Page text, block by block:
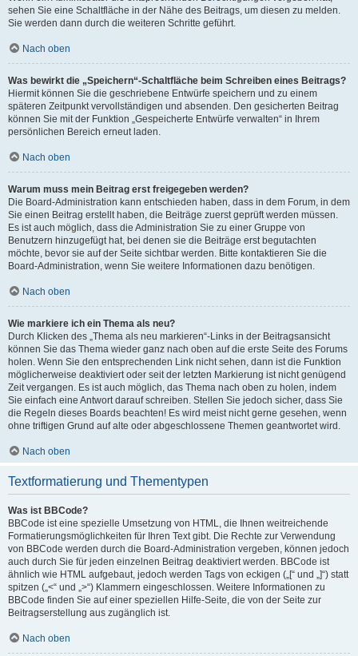
sehen Sie eine Schaltfläche in der Nähe des Beitrags, um diesen zu melden.
Sie werden dann durch die weiteren Schritte geführt.
Nach oben
Was bewirkt die „Speichern“-Schaltfläche beim Schreiben eines Beitrags?
Hiermit können Sie die geschriebene Entwürfe speichern und zu einem
späteren Zeitpunkt vervollständigen und absenden. Den gesicherten Beitrag
können Sie mit der Funktion „Gespeicherte Entwürfe verwalten“ in Ihrem
persönlichen Bereich erneut laden.
Nach oben
Warum muss mein Beitrag erst freigegeben werden?
Die Board-Administration kann entschieden haben, dass in dem Forum, in dem
Sie einen Beitrag erstellt haben, die Beiträge zuerst geprüft werden müssen.
Es ist auch möglich, dass die Administration Sie zu einer Gruppe von
Benutzern hinzugefügt hat, bei denen sie die Beiträge erst begutachten
möchte, bevor sie auf der Seite sichtbar werden. Bitte kontaktieren Sie die
Board-Administration, wenn Sie weitere Informationen dazu benötigen.
Nach oben
Wie markiere ich ein Thema als neu?
Durch Klicken des „Thema als neu markieren“-Links in der Beitragsansicht
können Sie das Thema wieder ganz nach oben auf die erste Seite des Forums
holen. Wenn Sie den entsprechenden Link nicht sehen, dann ist die Funktion
möglicherweise deaktiviert oder seit der letzten Markierung ist nicht genügend
Zeit vergangen. Es ist auch möglich, das Thema nach oben zu holen, indem
Sie einfach eine Antwort darauf schreiben. Stellen Sie jedoch sicher, dass Sie
die Regeln dieses Boards beachten! Es wird meist nicht gerne gesehen, wenn
ohne triftigen Grund auf alte oder abgeschlossene Themen geantwortet wird.
Nach oben
Textformatierung und Thementypen
Was ist BBCode?
BBCode ist eine spezielle Umsetzung von HTML, die Ihnen weitreichende
Formatierungsmöglichkeiten für Ihren Text gibt. Die Rechte zur Verwendung
von BBCode werden durch die Board-Administration vergeben, können jedoch
auch durch Sie für jeden einzelnen Beitrag deaktiviert werden. BBCode ist
ähnlich wie HTML aufgebaut, jedoch werden Tags von eckigen („[“ und „]“) statt
spitzen („<“ und „>“) Klammern eingeschlossen. Weitere Informationen zu
BBCode finden Sie auf einer speziellen Hilfe-Seite, die von der Seite zur
Beitragserstellung aus zugänglich ist.
Nach oben